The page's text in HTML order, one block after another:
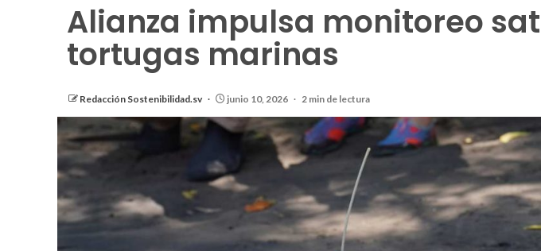
Alianza impulsa monitoreo
tortugas marinas
Redacción Sostenibilidad.sv junio 10, 2026 2 min de lectura